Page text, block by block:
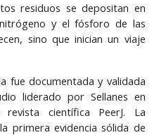
residuos se depositan en
y el fósforo de las
sino que inician un viaje
fue documentada y validada
liderado por Sellanes en
científica PeerJ. La
primera evidencia sólida de